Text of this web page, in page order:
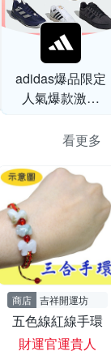
adidas爆品限定
人氣爆款激降
看更多
商店 吉祥開運坊
五色線紅線手環
財運官運貴人